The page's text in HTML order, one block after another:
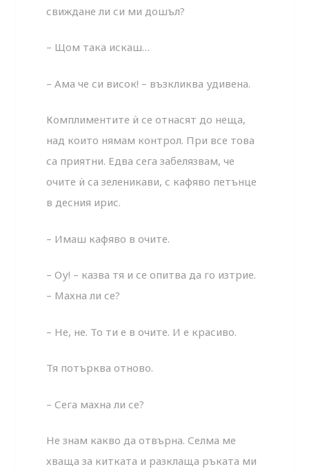
свиждане ли си ми дошъл?
– Щом така искаш…
– Ама че си висок! – възкликва удивена.
Комплиментите ѝ се отнасят до неща,
над които нямам контрол. При все това
са приятни. Едва сега забелязвам, че
очите ѝ са зеленикави, с кафяво петънце
в десния ирис.
– Имаш кафяво в очите.
– Оу! – казва тя и се опитва да го изтрие.
– Махна ли се?
– Не, не. То ти е в очите. И е красиво.
Тя потърква отново.
– Сега махна ли се?
Не знам какво да отвърна. Селма ме
хваща за китката и разклаща ръката ми